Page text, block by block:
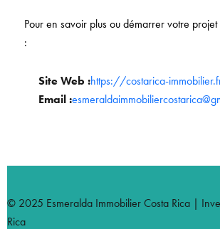
Pour en savoir plus ou démarrer votre projet
:
Site Web :https://costarica-
Email :
© 2025 Esmeralda Immobilier Costa Rica |
Rica